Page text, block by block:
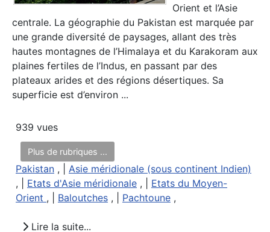
Orient et l’Asie
centrale. La géographie du Pakistan est marquée par
une grande diversité de paysages, allant des très
hautes montagnes de l’Himalaya et du Karakoram aux
plaines fertiles de l’Indus, en passant par des
plateaux arides et des régions désertiques. Sa
superficie est d’environ ...
939 vues
Plus de rubriques ...
Pakistan , | Asie méridionale (sous continent Indien)
, | Etats d'Asie méridionale , | Etats du Moyen-
Orient , | Baloutches , | Pachtoune ,
Lire la suite...